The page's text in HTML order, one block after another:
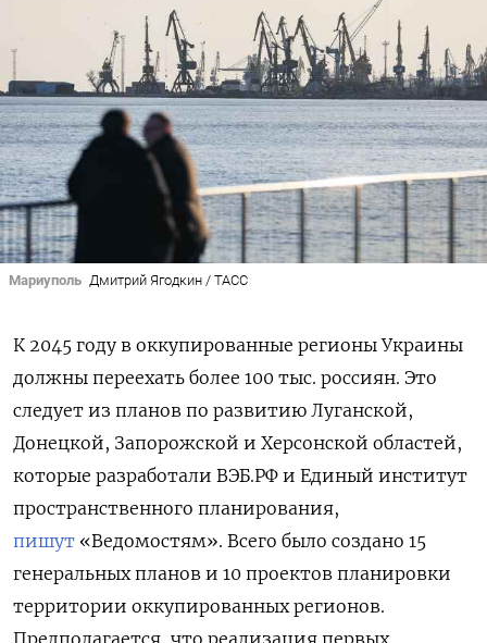
Мариуполь Дмитрий Ягодкин / ТАСС
К 2045 году в оккупированные регионы Украины
должны переехать более 100 тыс. россиян. Это
следует из планов по развитию Луганской,
Донецкой, Запорожской и Херсонской областей,
которые разработали ВЭБ.РФ и Единый институт
пространственного планирования,
пишут «Ведомостям». Всего было создано 15
генеральных планов и 10 проектов планировки
территории оккупированных регионов.